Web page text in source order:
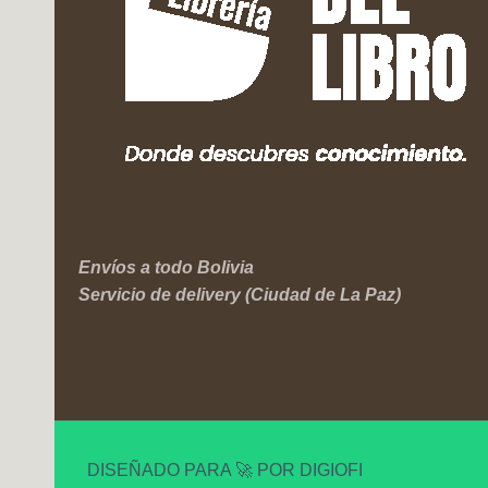
Envíos a todo Bolivia
Servicio de delivery (Ciudad de La Paz)
DISEÑADO PARA 🚀 POR DIGIOFI